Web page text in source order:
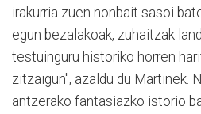
irakurria zuen nonbait sasoi
egun bezalakoak, zuhaitzak
testuinguru historiko horren
zitzaigun", azaldu du Martinek.
antzerako fantasiazko istorio